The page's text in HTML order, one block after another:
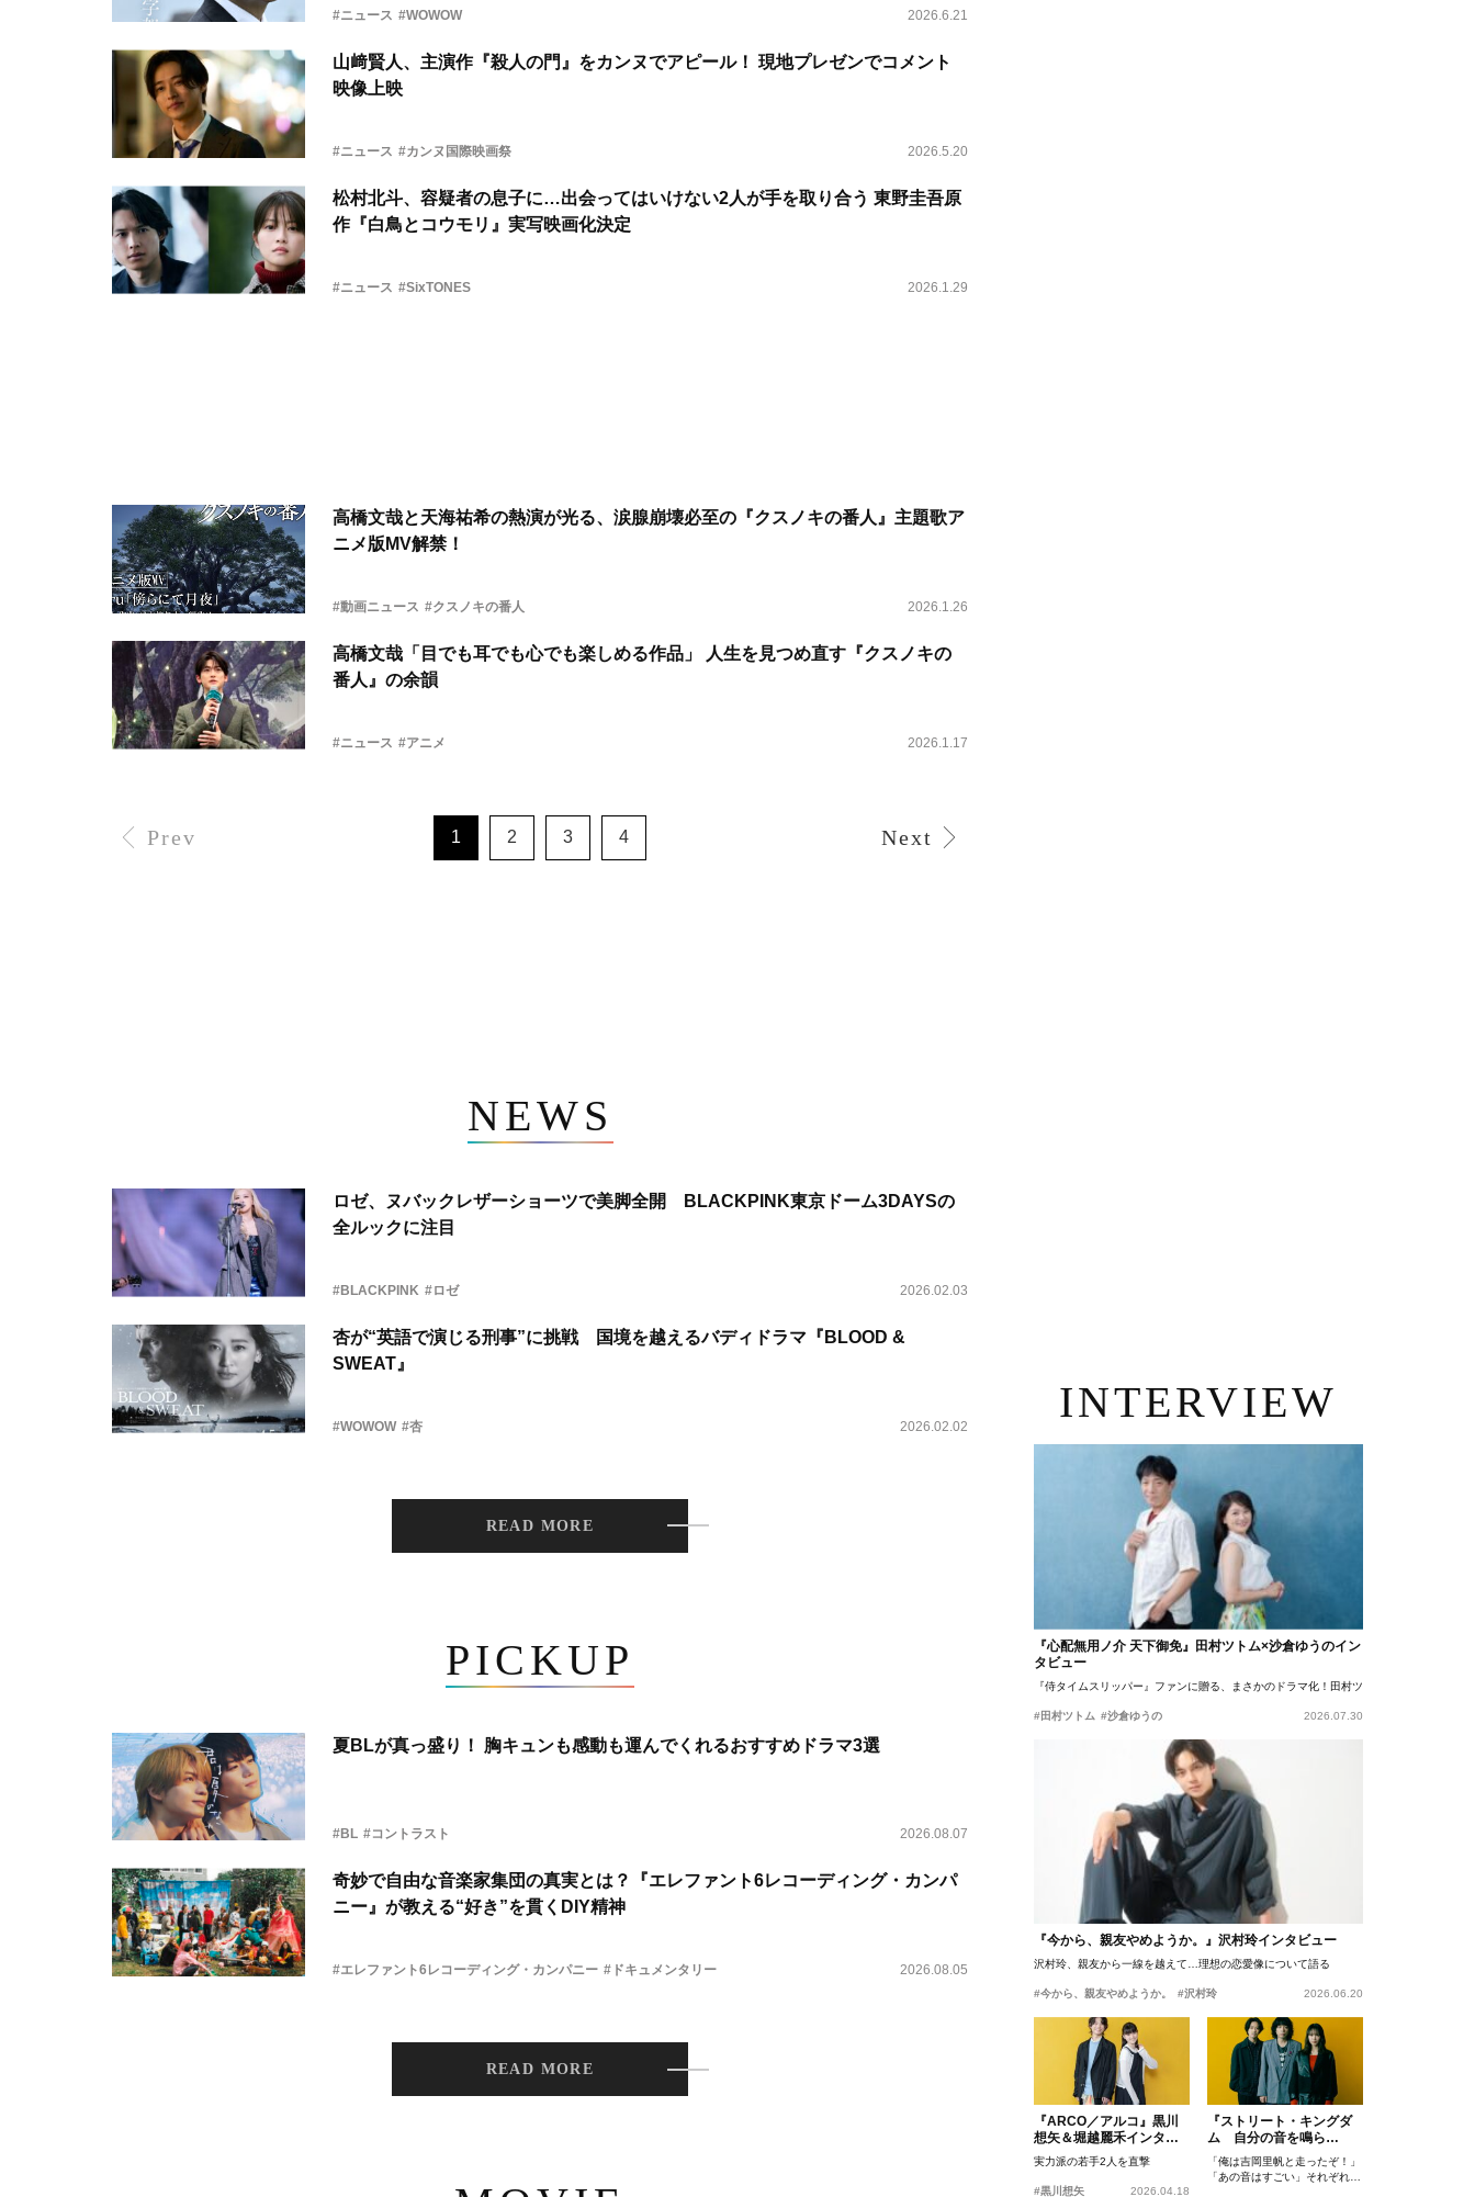
#ニュース #WOWOW 2026.6.21
山﨑賢人、主演作『殺人の門』をカンヌでアピール！ 現地プレゼンでコメント
映像上映
#ニュース #カンヌ国際映画祭 2026.5.20
松村北斗、容疑者の息子に…出会ってはいけない2人が手を取り合う 東野圭吾原
作『白鳥とコウモリ』実写映画化決定
#ニュース #SixTONES 2026.1.29
高橋文哉と天海祐希の熱演が光る、涙腺崩壊必至の『クスノキの番人』主題歌ア
ニメ版MV解禁！
#動画ニュース #クスノキの番人 2026.1.26
高橋文哉「目でも耳でも心でも楽しめる作品」 人生を見つめ直す『クスノキの
番人』の余韻
#ニュース #アニメ 2026.1.17
Prev 1 2 3 4 Next
NEWS
ロゼ、ヌバックレザーショーツで美脚全開 BLACKPINK東京ドーム3DAYSの
全ルックに注目
#BLACKPINK #ロゼ 2026.02.03
杏が“英語で演じる刑事”に挑戦 国境を越えるバディドラマ『BLOOD &
SWEAT』
#WOWOW #杏 2026.02.02
READ MORE
PICKUP
夏BLが真っ盛り！ 胸キュンも感動も運んでくれるおすすめドラマ3選
#BL #コントラスト 2026.08.07
奇妙で自由な音楽家集団の真実とは？『エレファント6レコーディング・カンパ
ニー』が教える“好き”を貫くDIY精神
#エレファント6レコーディング・カンパニー #ドキュメンタリー 2026.08.05
READ MORE
INTERVIEW
『心配無用ノ介 天下御免』田村ツトム×沙倉ゆうのイン
タビュー
『侍タイムスリッパー』ファンに贈る、まさかのドラマ化！田村ツトム×沙倉ゆうのが語
#田村ツトム #沙倉ゆうの 2026.07.30
『今から、親友やめようか。』沢村玲インタビュー
沢村玲、親友から一線を越えて…理想の恋愛像について語る
#今から、親友やめようか。 #沢村玲 2026.06.20
『ARCO／アルコ』黒川
想矢＆堀越麗禾インタビ
ュー
実力派の若手2人を直撃
#黒川想矢 2026.04.18
『ストリート・キングダ
ム 自分の音を鳴ら
せ。』峯田和伸、若葉竜
也、吉岡里帆インタビュ
ー
「俺は吉岡里帆と走ったぞ！」
「あの音はすごい」それぞれの